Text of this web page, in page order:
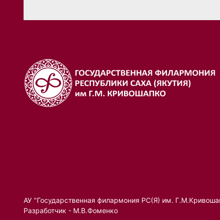
АУ "Государственная филармония РС(Я) им.
Разработчик - М.В.Фоменко